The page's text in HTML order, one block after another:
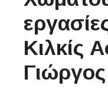
Κιλκίς
Γιώργος